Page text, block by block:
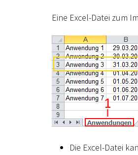
Eine Excel-Datei zum
Die Excel-Datei